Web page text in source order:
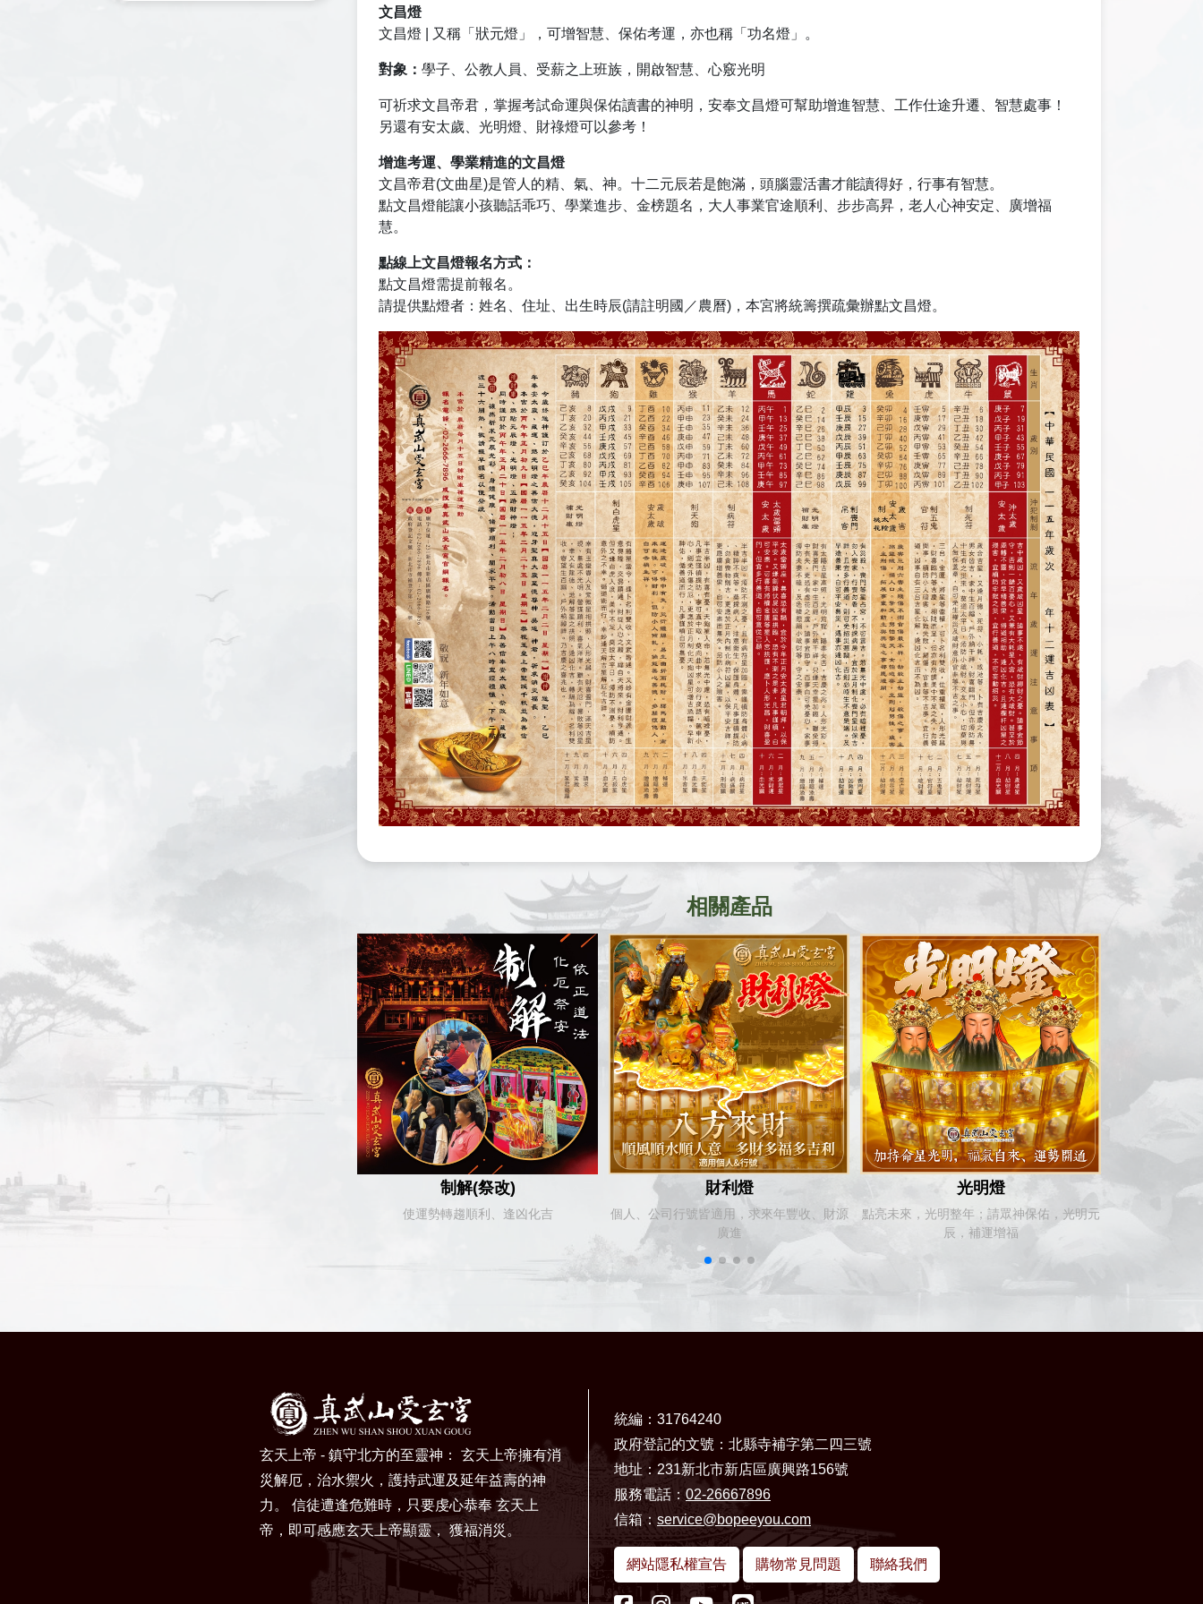
文昌燈
文昌燈 | 又稱「狀元燈」，可增智慧、保佑考運，亦也稱「功名燈」。
對象： 學子、公教人員、受薪之上班族，開啟智慧、心竅光明
可祈求文昌帝君，掌握考試命運與保佑讀書的神明，安奉文昌燈可幫助增進智慧、工作仕途升遷、智慧處事！
另還有安太歲、光明燈、財祿燈可以參考！
增進考運、學業精進的文昌燈
文昌帝君(文曲星)是管人的精、氣、神。十二元辰若是飽滿，頭腦靈活書才能讀得好，行事有智慧。
點文昌燈能讓小孩聽話乖巧、學業進步、金榜題名，大人事業官途順利、步步高昇，老人心神安定、廣增福
慧。
點線上文昌燈報名方式：
點文昌燈需提前報名。
請提供點燈者：姓名、住址、出生時辰(請註明國／農曆)，本宮將統籌撰疏彙辦點文昌燈。
相關產品
制解(祭改)
使運勢轉趨順利、逢凶化吉
財利燈
個人、公司行號皆適用，求來年豐收、財源
廣進
光明燈
點亮未來，光明整年；請眾神保佑，光明元
辰，補運增福
禳
玄天上帝 - 鎮守北方的至靈神： 玄天上帝擁有消
災解厄，治水禦火，護持武運及延年益壽的神
力。 信徒遭逢危難時，只要虔心恭奉 玄天上
帝，即可感應玄天上帝顯靈， 獲福消災。
統編：31764240
政府登記的文號：北縣寺補字第二四三號
地址：231新北市新店區廣興路156號
服務電話： 02-26667896
信箱： service@bopeeyou.com
網站隱私權宣告 購物常見問題 聯絡我們